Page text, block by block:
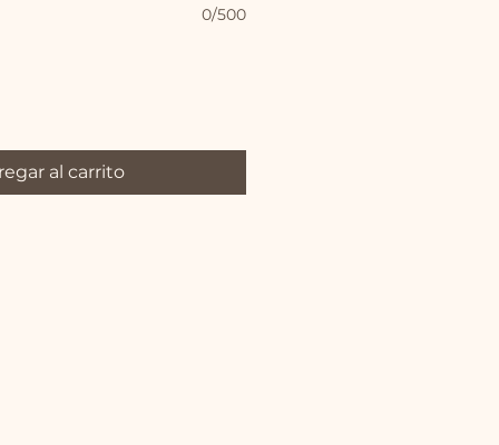
0/500
al carrito